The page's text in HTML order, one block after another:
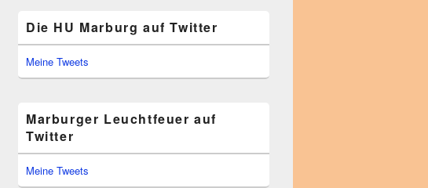
Die HU Marburg auf Twitter
Meine Tweets
Marburger Leuchtfeuer auf
Twitter
Meine Tweets